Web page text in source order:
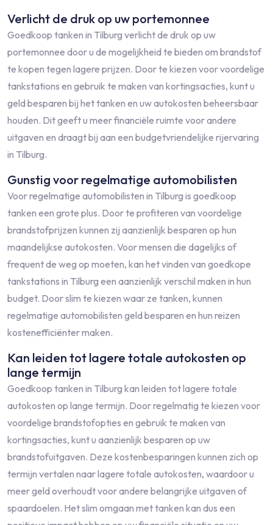
Verlicht de druk op uw portemonnee
Goedkoop tanken in Tilburg verlicht de druk op uw
portemonnee door u de mogelijkheid te bieden om brandstof
te kopen tegen lagere prijzen. Door te kiezen voor voordelige
tankstations en gebruik te maken van kortingsacties, kunt u
geld besparen bij het tanken en uw autokosten beheersbaar
houden. Dit geeft u meer financiële ruimte voor andere
uitgaven en draagt bij aan een budgetvriendelijke rijervaring
in Tilburg.
Gunstig voor regelmatige automobilisten
Voor regelmatige automobilisten in Tilburg is goedkoop
tanken een grote plus. Door te profiteren van voordelige
brandstofprijzen kunnen zij aanzienlijk besparen op hun
maandelijkse autokosten. Voor mensen die dagelijks of
frequent de weg op moeten, kan het vinden van goedkope
tankstations in Tilburg een aanzienlijk verschil maken in hun
budget. Door slim te kiezen waar ze tanken, kunnen
regelmatige automobilisten geld besparen en hun reizen
kostenefficiënter maken.
Kan leiden tot lagere totale autokosten op
lange termijn
Goedkoop tanken in Tilburg kan leiden tot lagere totale
autokosten op lange termijn. Door regelmatig te kiezen voor
voordelige brandstofopties en gebruik te maken van
kortingsacties, kunt u aanzienlijk besparen op uw
brandstofuitgaven. Deze kostenbesparingen kunnen zich op
termijn vertalen naar lagere totale autokosten, waardoor u
meer geld overhoudt voor andere belangrijke uitgaven of
spaardoelen. Het slim omgaan met tanken kan dus een